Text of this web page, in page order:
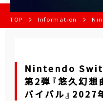
TOP Information
Nintendo
第2弾『悠久幻
バイバル』2027